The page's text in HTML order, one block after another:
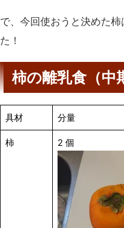
で、今回使おうと決めた
た！
柿の離乳食（中
具材 分量
柿 2 個